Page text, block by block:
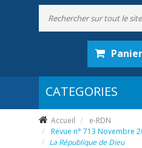
Panier
Accueil
e-RDN
Revue n° 713 Novembre
La République de Dieu